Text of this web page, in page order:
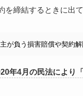
締結するときに出
が負う損害賠償や契約
年4月の民法により